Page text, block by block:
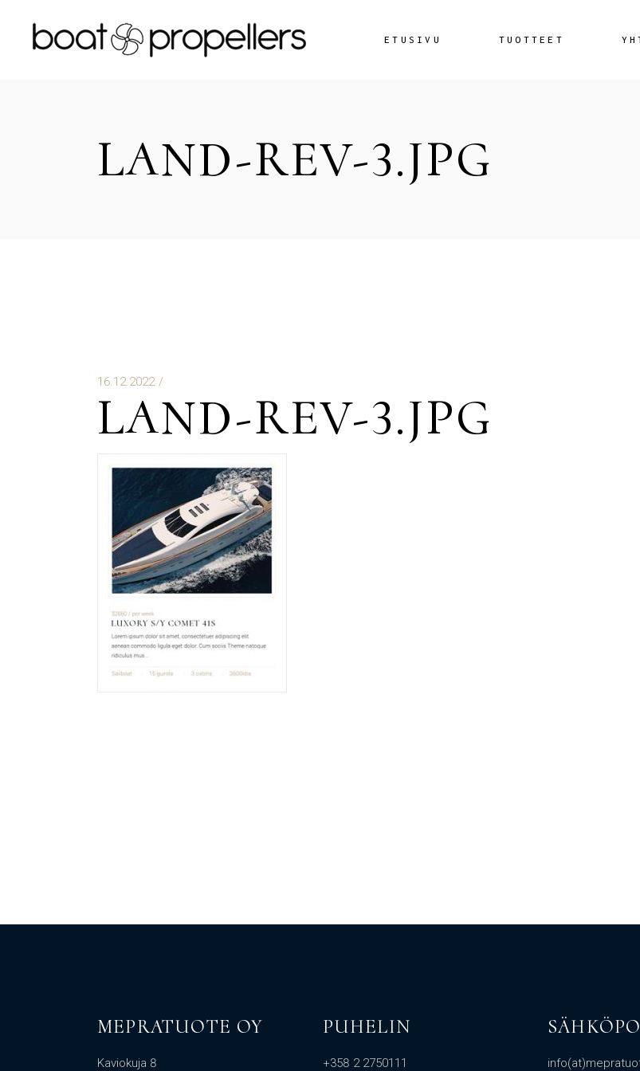
content
ETUSIVU TUOTTEET
LAND-REV-3.JPG
16.12.2022
LAND-REV-3.JPG
MEPRATUOTE OY
Kaviokuja 8
PUHELIN
+358 2 2750111